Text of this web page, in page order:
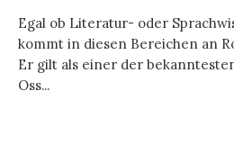
Egal ob Literatur- oder
kommt in diesen Bereichen an
Er gilt als einer der
Oss...